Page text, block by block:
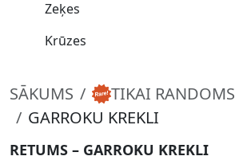
Zeķes
Krūzes
SĀKUMS TIKAI RANDOMS
GARROKU KREKLI
RETUMS – GARROKU KREKLI